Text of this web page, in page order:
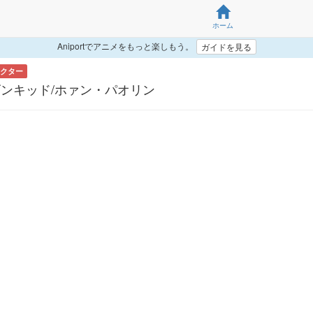
ホーム
Aniportでアニメをもっと楽しもう。 ガイドを見る
ター
キッド/ホァン・パオリン